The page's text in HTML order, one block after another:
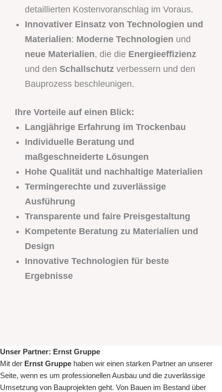
detaillierten Kostenvoranschlag im Voraus.
Innovativer Einsatz von Technologien und
Materialien: Moderne Technologien und
neue Materialien, die die Energieeffizienz
und den Schallschutz verbessern und den
Bauprozess beschleunigen.
Ihre Vorteile auf einen Blick:
Langjährige Erfahrung im Trockenbau
Individuelle Beratung und
maßgeschneiderte Lösungen
Hohe Qualität und nachhaltige Materialien
Termingerechte und zuverlässige
Ausführung
Transparente und faire Preisgestaltung
Kompetente Beratung zu Materialien und
Design
Innovative Technologien für beste
Ergebnisse
Unser Partner: Ernst Gruppe
Mit der Ernst Gruppe haben wir einen starken Partner an unserer
Seite, wenn es um professionellen Ausbau und die zuverlässige
Umsetzung von Bauprojekten geht. Von Bauen im Bestand über